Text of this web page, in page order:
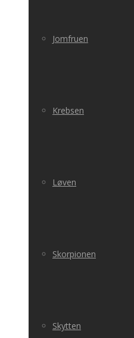
Jomfruen
Krebsen
Løven
Skorpionen
Skytten